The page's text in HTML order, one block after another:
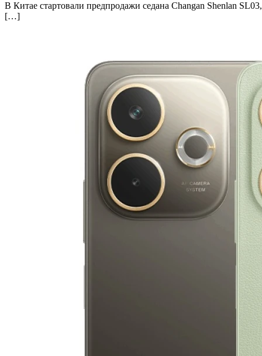
В Китае стартовали предпродажи седана Changan Shenlan
[…]